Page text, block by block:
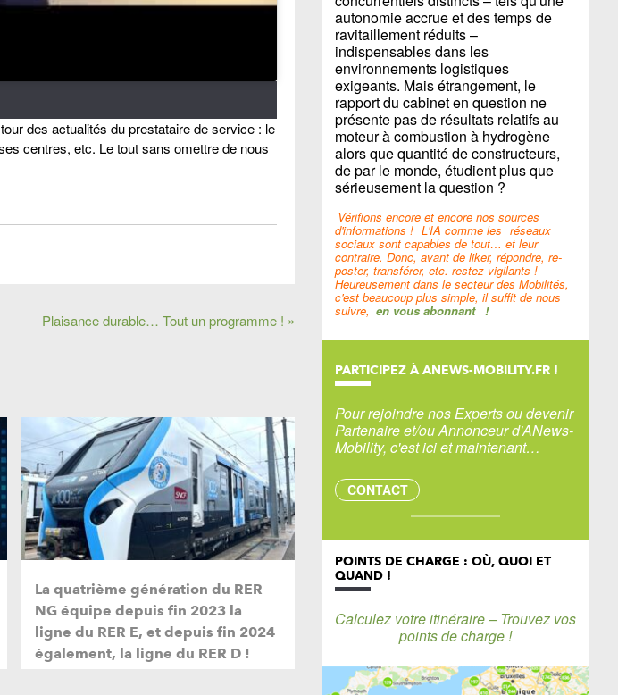
des actualités du prestataire de service : le
centres, etc. Le tout sans omettre de nous
Plaisance durable… Tout un programme ! »
La quatrième génération du RER
NG équipe depuis fin 2023 la
ligne du RER E, et depuis fin 2024
également, la ligne du RER D !
autonomie accrue et des temps de
ravitaillement réduits –
indispensables dans les
environnements logistiques
exigeants. Mais étrangement, le
rapport du cabinet en question ne
présente pas de résultats relatifs au
moteur à combustion à hydrogène
alors que quantité de constructeurs,
de par le monde, étudient plus que
sérieusement la question ?
Vérifions encore et encore nos sources
d'informations ! L'IA comme les réseaux
sociaux sont capables de tout… et leur
contraire. Donc, avant de liker, répondre, re-
poster, transférer, etc. restez vigilants !
Heureusement dans le secteur des Mobilités,
c'est beaucoup plus simple, il suffit de nous
suivre, en vous abonnant !
PARTICIPEZ À ANEWS-MOBILITY.FR !
Pour rejoindre nos Experts ou devenir
Partenaire et/ou Annonceur d'ANews-
Mobility, c'est ici et maintenant…
CONTACT
POINTS DE CHARGE : OÙ, QUOI ET
QUAND !
Calculez votre itinéraire – Trouvez vos
points de charge !